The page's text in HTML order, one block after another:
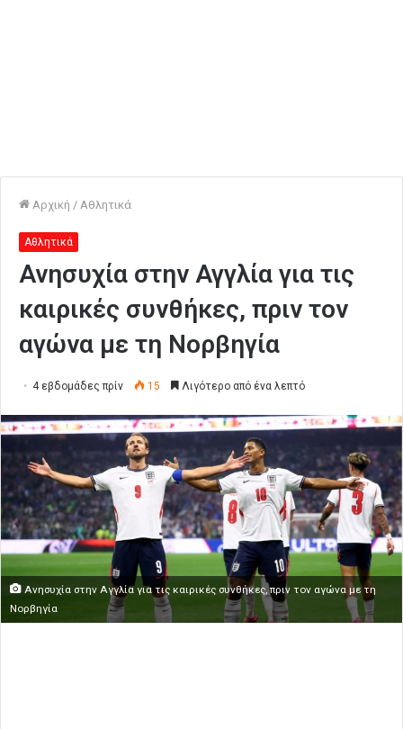
Αρχική / Αθλητικά
Αθλητικά
Ανησυχία στην Αγγλία για τις
καιρικές συνθήκες, πριν τον
αγώνα με τη Νορβηγία
4 εβδομάδες πρίν 15 Λιγότερο από ένα λεπτό
Ανησυχία στην Αγγλία για τις καιρικές συνθήκες, πριν τον αγώνα με τη
Νορβηγία